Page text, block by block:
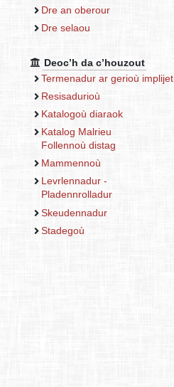
Dre an oberour
Dre selaou
Deoc’h da c’houzout
Termenadur ar gerioù implijet
Resisadurioù
Katalogoù diaraok
Katalog Malrieu
Follennoù distag
Mammennoù
Levrlennadur -
Pladennrolladur
Skeudennadur
Stadegoù